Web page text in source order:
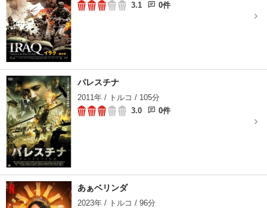
3.1
0件
パレスチナ
2011年 / トルコ / 105分
3.0
0件
あぁベリンダ
2023年 / トルコ / 96分